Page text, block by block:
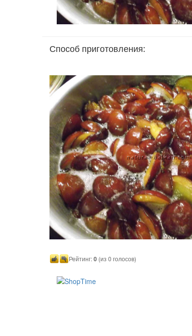
Способ приготовления:
Рейтинг:0 (из 0 голосов)